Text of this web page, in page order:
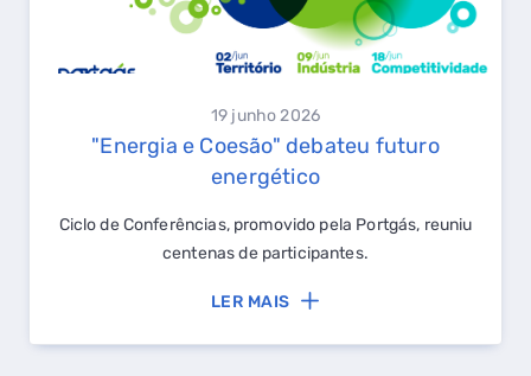
19 junho 2026
"Energia e Coesão" debateu futuro
energético
Ciclo de Conferências, promovido pela Portgás, reuniu
centenas de participantes.
LER MAIS